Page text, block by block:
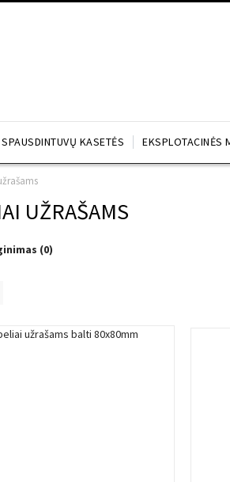
SPAUSDINTUVŲ KASETĖS EKSPLOTACINĖS
UŽRAŠAMS
(0)